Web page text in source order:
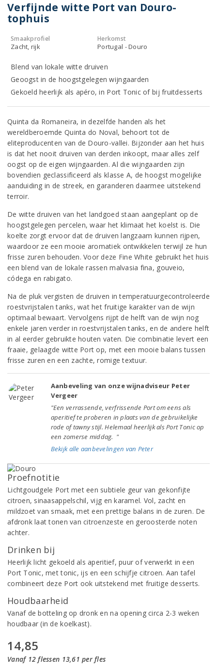
Verfijnde witte Port van Douro-
tophuis
Smaakprofiel
Zacht, rijk
Herkomst
Portugal - Douro
Blend van lokale witte druiven
Geoogst in de hoogstgelegen wijngaarden
Gekoeld heerlijk als apéro, in Port Tonic of bij fruitdesserts
Quinta da Romaneira, in dezelfde handen als het
wereldberoemde Quinta do Noval, behoort tot de
eliteproducenten van de Douro-vallei. Bijzonder aan het huis
is dat het nooit druiven van derden inkoopt, maar alles zelf
oogst op de eigen wijngaarden. Al die wijngaarden zijn
bovendien geclassificeerd als klasse A, de hoogst mogelijke
aanduiding in de streek, en garanderen daarmee uitstekend
terroir.
De witte druiven van het landgoed staan aangeplant op de
hoogstgelegen percelen, waar het klimaat het koelst is. Die
koelte zorgt ervoor dat de druiven langzaam kunnen rijpen,
waardoor ze een mooie aromatiek ontwikkelen terwijl ze hun
frisse zuren behouden. Voor deze Fine White gebruikt het huis
een blend van de lokale rassen malvasia fina, gouveio,
códega en rabigato.
Na de pluk vergisten de druiven in temperatuurgecontroleerde
roestvrijstalen tanks, wat het fruitige karakter van de wijn
optimaal bewaart. Vervolgens rijpt de helft van de wijn nog
enkele jaren verder in roestvrijstalen tanks, en de andere helft
in al eerder gebruikte houten vaten. Die combinatie levert een
fraaie, gelaagde witte Port op, met een mooie balans tussen
frisse zuren en een zachte, romige textuur.
Aanbeveling van onze wijnadviseur Peter
Vergeer
"Een verrassende, verfrissende Port om eens als
aperitief te proberen in plaats van de gebruikelijke
rode of tawny stijl. Helemaal heerlijk als Port Tonic op
een zomerse middag. "
Bekijk alle aanbevelingen van Peter
Proefnotitie
Lichtgoudgele Port met een subtiele geur van gekonfijte
citroen, sinaasappelschil, vijg en karamel. Vol, zacht en
mildzoet van smaak, met een prettige balans in de zuren. De
afdronk laat tonen van citroenzeste en geroosterde noten
achter.
Drinken bij
Heerlijk licht gekoeld als aperitief, puur of verwerkt in een
Port Tonic, met tonic, ijs en een schijfje citroen. Aan tafel
combineert deze Port ook uitstekend met fruitige desserts.
Houdbaarheid
Vanaf de botteling op dronk en na opening circa 2-3 weken
houdbaar (in de koelkast).
14,85
Vanaf 12 flessen 13,61 per fles